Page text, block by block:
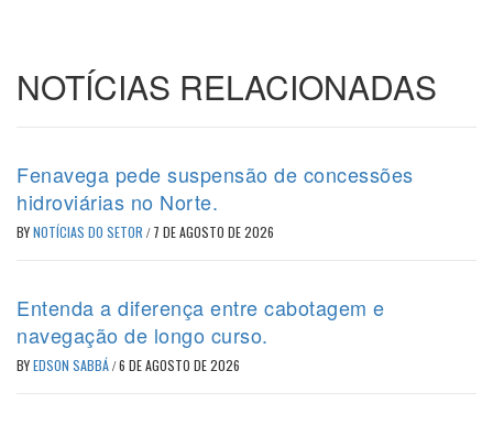
NOTÍCIAS RELACIONADAS
Fenavega pede suspensão de concessões
hidroviárias no Norte.
BYNOTÍCIAS DO SETOR / 7 DE AGOSTO DE 2026
Entenda a diferença entre cabotagem e
navegação de longo curso.
BYEDSON SABBÁ/6 DE AGOSTO DE 2026